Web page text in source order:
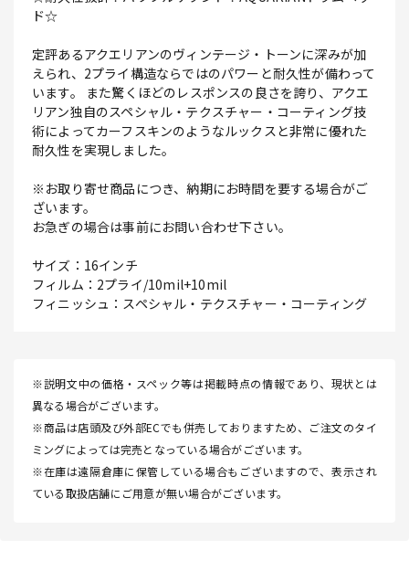
ド☆
定評あるアクエリアンのヴィンテージ・トーンに深みが加
えられ、2プライ構造ならではのパワーと耐久性が備わって
います。 また驚くほどのレスポンスの良さを誇り、アクエ
リアン独自のスペシャル・テクスチャー・コーティング技
術によってカーフスキンのようなルックスと非常に優れた
耐久性を実現しました。
※お取り寄せ商品につき、納期にお時間を要する場合がご
ざいます。
お急ぎの場合は事前にお問い合わせ下さい。
サイズ：16インチ
フィルム：2プライ/10mil+10mil
フィニッシュ：スペシャル・テクスチャー・コーティング
※説明文中の価格・スペック等は掲載時点の情報であり、現状とは
異なる場合がございます。
※商品は店頭及び外部ECでも併売しておりますため、ご注文のタイ
ミングによっては完売となっている場合がございます。
※在庫は遠隔倉庫に保管している場合もございますので、表示され
ている取扱店舗にご用意が無い場合がございます。